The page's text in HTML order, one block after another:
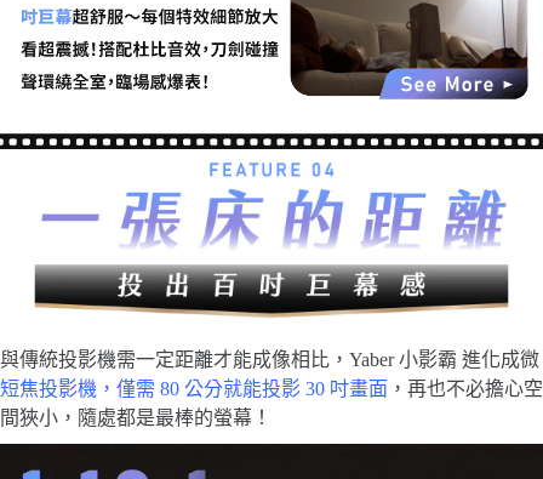
與傳統投影機需一定距離才能成像相比，Yaber 小影霸 進化成微
短焦投影機 ， 僅需 80 公分就能投影 30 吋畫面 ，再也不必擔心空
間狹小，隨處都是最棒的螢幕！